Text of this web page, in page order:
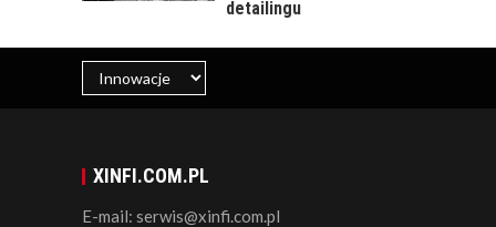
detailingu
XINFI.COM.PL
E-mail: serwis@xinfi.com.pl